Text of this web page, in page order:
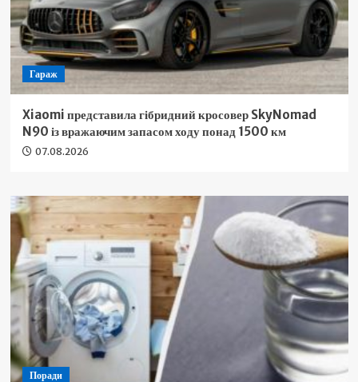
Гараж
Xiaomi представила гібридний кросовер SkyNomad
N90 із вражаючим запасом ходу понад 1500 км
07.08.2026
Поради